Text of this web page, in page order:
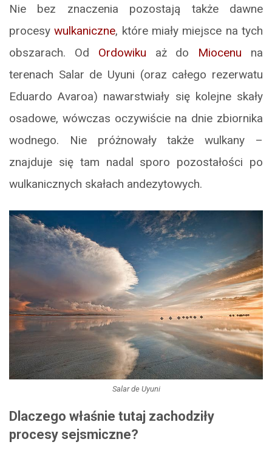
Nie bez znaczenia pozostają także dawne
procesywulkaniczne, które miały miejsce na tych
obszarach. Od Ordowiku aż do Miocenu na
terenach Salar de Uyuni (oraz całego rezerwatu
Eduardo Avaroa) nawarstwiały się kolejne skały
osadowe, wówczas oczywiście na dnie zbiornika
wodnego. Nie próżnowały także wulkany –
znajduje się tam nadal sporo pozostałości po
wulkanicznych skałach andezytowych.
Salar de Uyuni
Dlaczego właśnie tutaj zachodziły
procesy sejsmiczne?